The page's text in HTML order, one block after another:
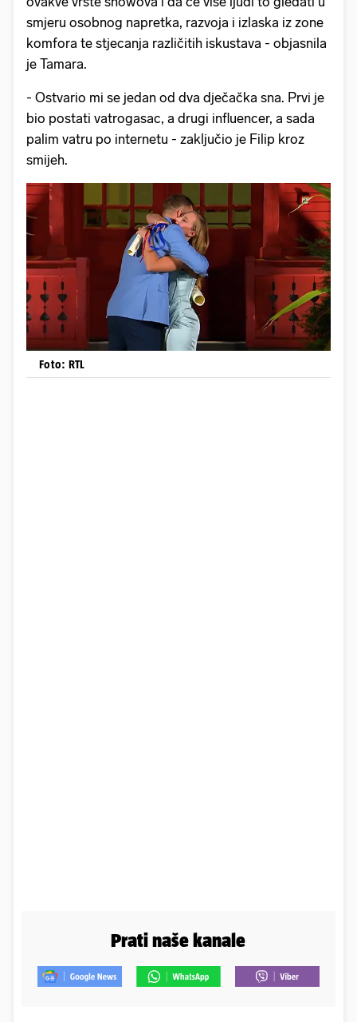
smjeru osobnog napretka, razvoja i izlaska iz zone
komfora te stjecanja različitih iskustava - objasnila
je Tamara.
- Ostvario mi se jedan od dva dječačka sna. Prvi je
bio postati vatrogasac, a drugi influencer, a sada
palim vatru po internetu - zaključio je Filip kroz
smijeh.
Foto: RTL
Prati naše kanale